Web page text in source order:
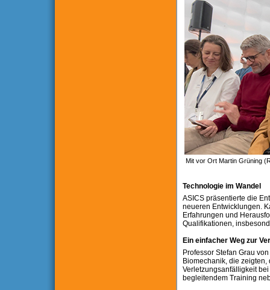
Mit vor Ort Martin Grüning
Technologie im Wandel
ASICS präsentierte die
neueren Entwicklungen.
Erfahrungen und
Qualifikationen,
Ein einfacher Weg zur
Professor Stefan Grau
Biomechanik, die
Verletzungsanfälligkeit
begleitendem Training